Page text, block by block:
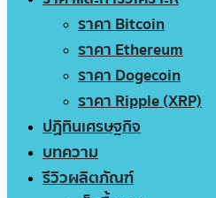
ราคา Bitcoin
ราคา Ethereum
ราคา Dogecoin
ราคา Ripple (XRP)
ปฏิทินเศรษฐกิจ
บทความ
รีวิวผลิตภัณฑ์